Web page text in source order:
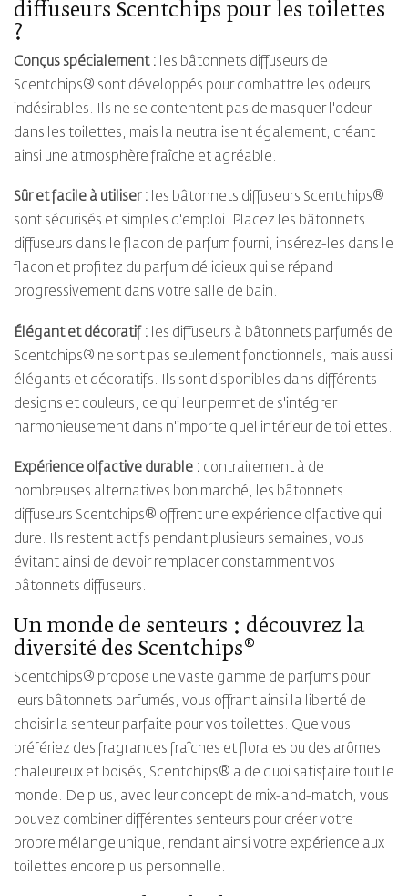
diffuseurs Scentchips pour les toilettes
?
Conçus spécialement : les bâtonnets diffuseurs de
Scentchips® sont développés pour combattre les odeurs
indésirables. Ils ne se contentent pas de masquer l'odeur
dans les toilettes, mais la neutralisent également, créant
ainsi une atmosphère fraîche et agréable.
Sûr et facile à utiliser : les bâtonnets diffuseurs Scentchips®
sont sécurisés et simples d'emploi. Placez les bâtonnets
diffuseurs dans le flacon de parfum fourni, insérez-les dans le
flacon et profitez du parfum délicieux qui se répand
progressivement dans votre salle de bain.
Élégant et décoratif : les diffuseurs à bâtonnets parfumés de
Scentchips® ne sont pas seulement fonctionnels, mais aussi
élégants et décoratifs. Ils sont disponibles dans différents
designs et couleurs, ce qui leur permet de s'intégrer
harmonieusement dans n'importe quel intérieur de toilettes.
Expérience olfactive durable : contrairement à de
nombreuses alternatives bon marché, les bâtonnets
diffuseurs Scentchips® offrent une expérience olfactive qui
dure. Ils restent actifs pendant plusieurs semaines, vous
évitant ainsi de devoir remplacer constamment vos
bâtonnets diffuseurs.
Un monde de senteurs : découvrez la
diversité des Scentchips®
Scentchips® propose une vaste gamme de parfums pour
leurs bâtonnets parfumés, vous offrant ainsi la liberté de
choisir la senteur parfaite pour vos toilettes. Que vous
préfériez des fragrances fraîches et florales ou des arômes
chaleureux et boisés, Scentchips® a de quoi satisfaire tout le
monde. De plus, avec leur concept de mix-and-match, vous
pouvez combiner différentes senteurs pour créer votre
propre mélange unique, rendant ainsi votre expérience aux
toilettes encore plus personnelle.